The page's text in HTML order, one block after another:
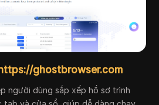
ghostbrowser.com
người dùng sắp xếp hồ sơ trình